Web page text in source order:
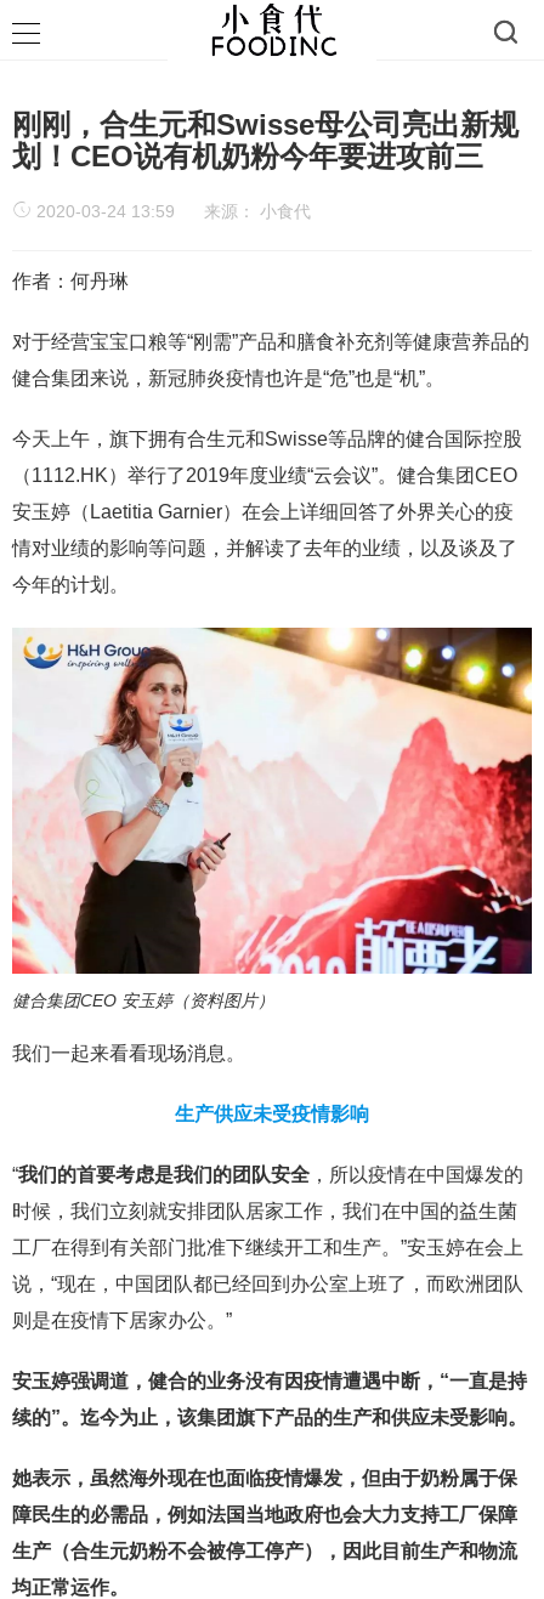
刚刚，合生元和Swisse母公司亮出新规
划！CEO说有机奶粉今年要进攻前三
2020-03-24 13:59 来源： 小食代
作者：何丹琳
对于经营宝宝口粮等“刚需”产品和膳食补充剂等健康营养品的
健合集团来说，新冠肺炎疫情也许是“危”也是“机”。
今天上午，旗下拥有合生元和Swisse等品牌的健合国际控股
（1112.HK）举行了2019年度业绩“云会议”。健合集团CEO
安玉婷（Laetitia Garnier）在会上详细回答了外界关心的疫
情对业绩的影响等问题，并解读了去年的业绩，以及谈及了
今年的计划。
健合集团CEO 安玉婷（资料图片）
我们一起来看看现场消息。
生产供应未受疫情影响
“我们的首要考虑是我们的团队安全 ，所以疫情在中国爆发的
时候，我们立刻就安排团队居家工作，我们在中国的益生菌
工厂在得到有关部门批准下继续开工和生产。”安玉婷在会上
说，“现在，中国团队都已经回到办公室上班了，而欧洲团队
则是在疫情下居家办公。”
安玉婷强调道，健合的业务没有因疫情遭遇中断，“一直是持
续的”。迄今为止，该集团旗下产品的生产和供应未受影响。
她表示，虽然海外现在也面临疫情爆发，但由于奶粉属于保
障民生的必需品，例如法国当地政府也会大力支持工厂保障
生产（合生元奶粉不会被停工停产），因此目前生产和物流
均正常运作。